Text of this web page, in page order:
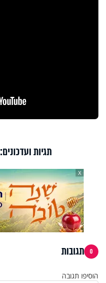
תגיות ועדכונים:
X
0 תגובות
הוסיפו תגובה